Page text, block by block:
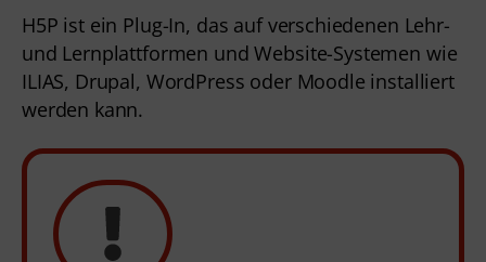
H5P ist ein Plug-In, das auf verschiedenen Lehr-
und Lernplattformen und Website-Systemen wie
ILIAS, Drupal, WordPress oder Moodle installiert
werden kann.